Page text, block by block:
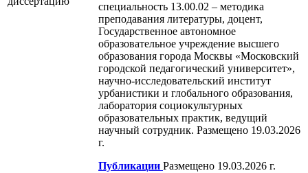
специальность 13.00.02 – методика
преподавания литературы, доцент,
Государственное автономное
образовательное учреждение высшего
образования города Москвы «Московский
городской педагогический университет»,
научно-исследовательский институт
урбанистики и глобального образования,
лаборатория социокультурных
образовательных практик, ведущий
научный сотрудник. Размещено 19.03.2026
г.
Публикации Размещено 19.03.2026 г.